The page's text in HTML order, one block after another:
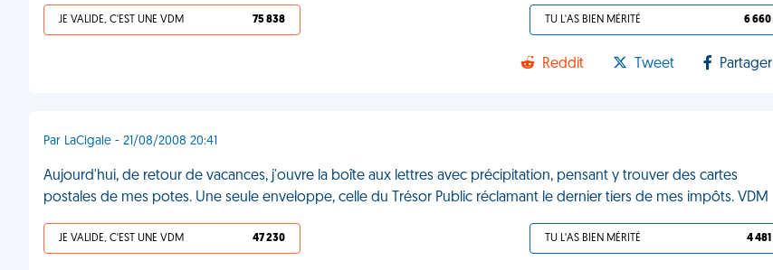
JE VALIDE, C'EST UNE VDM 75 838 TU L'AS BIEN MÉRITÉ 6 660
Reddit Tweet Partager
Par LaCigale - 21/08/2008 20:41
Aujourd'hui, de retour de vacances, j'ouvre la boîte aux lettres avec précipitation, pensant y trouver des cartes
postales de mes potes. Une seule enveloppe, celle du Trésor Public réclamant le dernier tiers de mes impôts. VDM
JE VALIDE, C'EST UNE VDM 47 230 TU L'AS BIEN MÉRITÉ 4 481